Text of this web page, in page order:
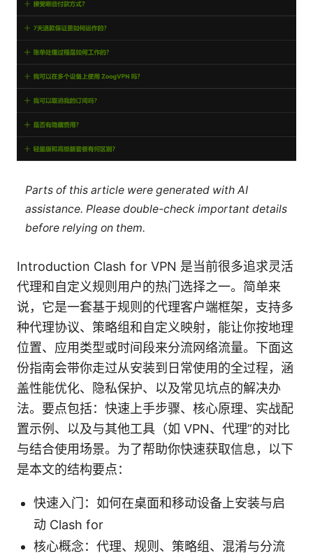
Parts of this article were generated with AI
assistance. Please double-check important details
before relying on them.
Introduction Clash for VPN 是当前很多追求灵活
代理和自定义规则用户的热门选择之一。简单来
说，它是一套基于规则的代理客户端框架，支持多
种代理协议、策略组和自定义映射，能让你按地理
位置、应用类型或时间段来分流网络流量。下面这
份指南会带你走过从安装到日常使用的全过程，涵
盖性能优化、隐私保护、以及常见坑点的解决办
法。要点包括：快速上手步骤、核心原理、实战配
置示例、以及与其他工具（如 VPN、代理”的对比
与结合使用场景。为了帮助你快速获取信息，以下
是本文的结构要点：
快速入门：如何在桌面和移动设备上安装与启
动 Clash for
核心概念：代理、规则、策略组、混淆与分流